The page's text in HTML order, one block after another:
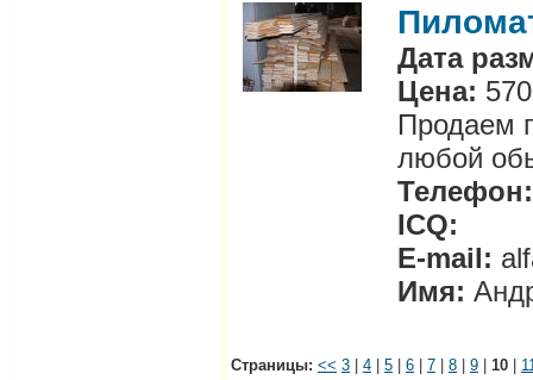
Дата
Цена:
Продаем
любой
ICQ:
E-mail:
Имя:
Страницы: << 3 4 5 6 7 8 9 10